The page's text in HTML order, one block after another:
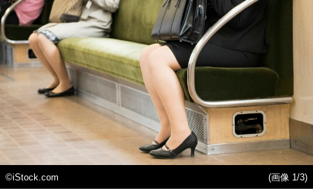
©iStock.com (画像 1/3)